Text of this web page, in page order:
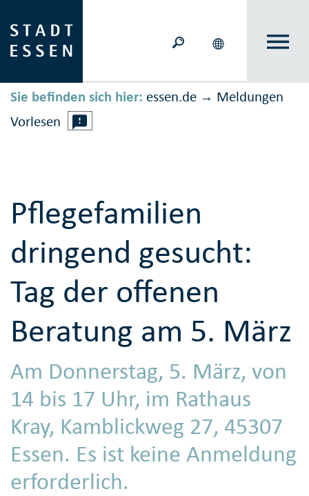
Sie befinden sich hier: essen.de → Meldungen
Vorlesen
Pflegefamilien
dringend gesucht:
Tag der offenen
Beratung am 5. März
Am Donnerstag, 5. März, von
14 bis 17 Uhr, im Rathaus
Kray, Kamblickweg 27, 45307
Essen. Es ist keine Anmeldung
erforderlich.